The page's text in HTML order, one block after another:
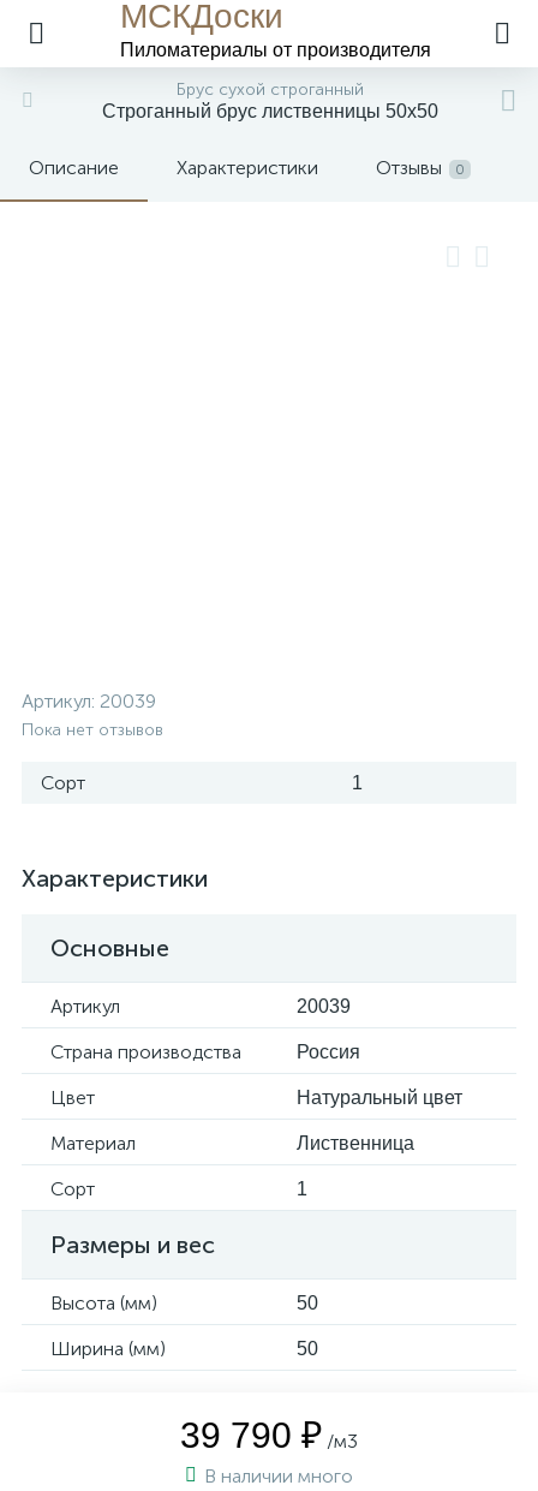
МСКДоски
Пиломатериалы от производителя
Брус сухой строганный
Строганный брус лиственницы 50х50
Описание Характеристики Отзывы 0
Артикул: 20039
Пока нет отзывов
Сорт 1
Характеристики
Основные
Артикул 20039
Страна производства Россия
Цвет Натуральный цвет
Материал Лиственница
Сорт 1
Размеры и вес
Высота (мм) 50
Ширина (мм) 50
39 790 ₽ /м3
В наличии много